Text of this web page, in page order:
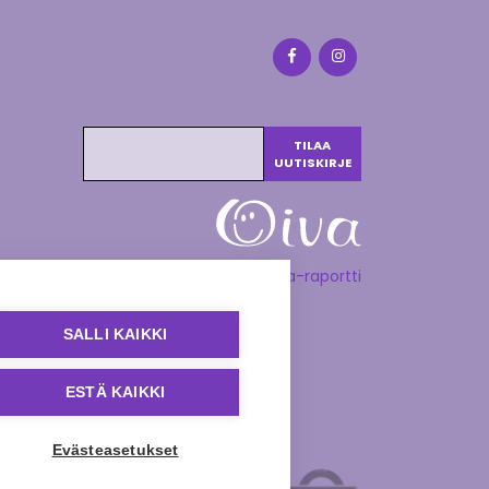
Katso Oiva-raportti
SALLI KAIKKI
ESTÄ KAIKKI
Evästeasetukset